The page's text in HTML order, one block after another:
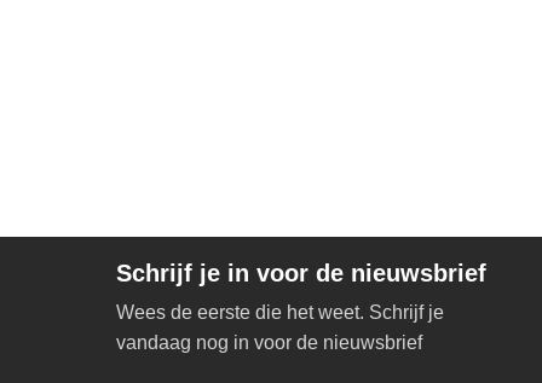
Schrijf je in voor de nieuwsbrief
Wees de eerste die het weet. Schrijf je
vandaag nog in voor de nieuwsbrief